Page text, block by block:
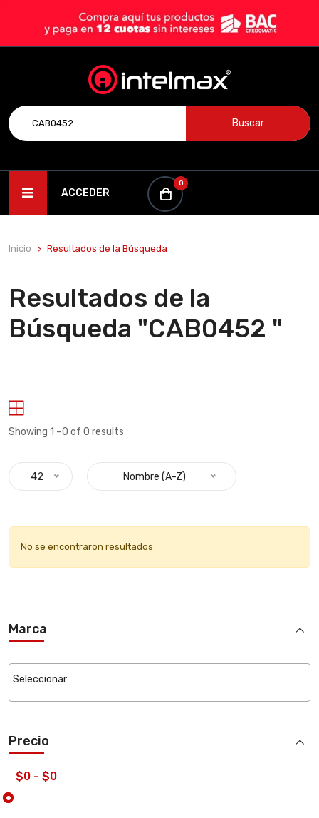
Buscar
ACCEDER
0
Inicio Resultados de la Búsqueda
Marca
Precio
Resultados de la
Búsqueda "CAB0452 "
Showing 1 –0 of 0 results
42 Nombre (A-Z)
No se encontraron resultados